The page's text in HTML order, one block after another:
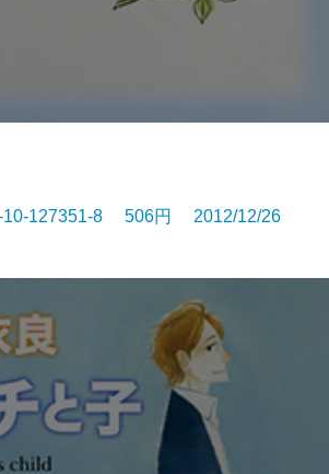
127351-8 506円 2012/12/26